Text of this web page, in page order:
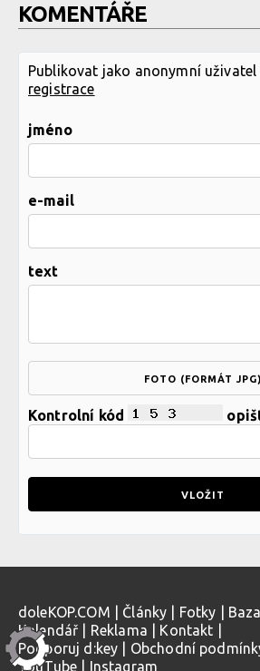
KOMENTÁŘE
Publikovat jako anonymní uživatel
registrace
jméno
e-mail
text
FOTO (FORMÁT JPG)
Kontrolní kód
doleKOP.COM Články Fotky
Kalendář
Reklama Kontakt
Podporuj d:key
Obchodní
YouTube
Instagram